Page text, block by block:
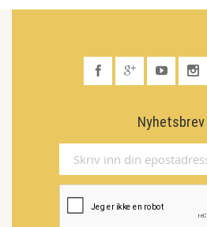
Nyhetsbrev